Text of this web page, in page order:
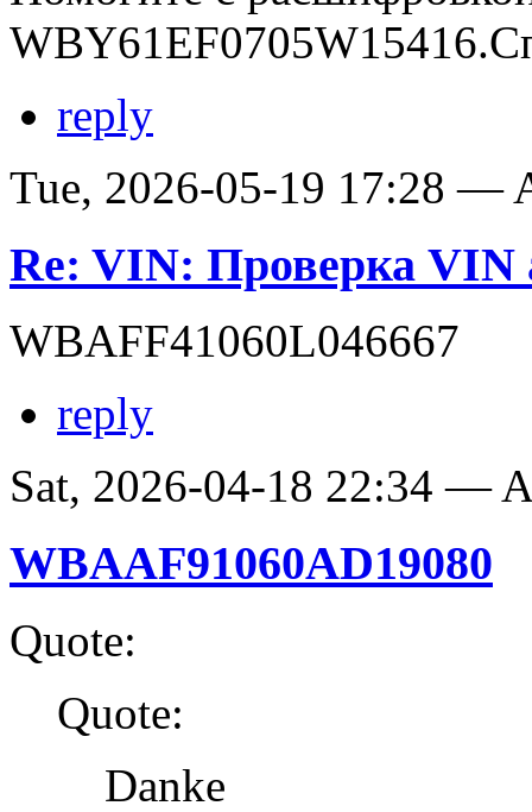
reply
Tue, 2026-05-19 17:28 —
Re: VIN: Проверка VIN
WBAFF41060L046667
reply
Sat, 2026-04-18 22:34 —
WBAAF91060AD19080
Quote:
Quote:
Danke